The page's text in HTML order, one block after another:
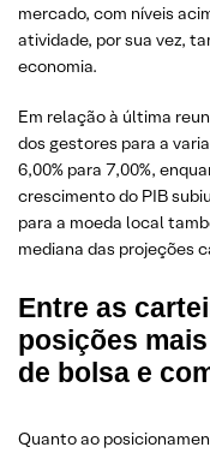
mercado, com níveis
atividade, por sua vez,
economia.
Em relação à última
dos gestores para a
6,00% para 7,00%,
crescimento do PIB
para a moeda local
mediana das projeções
Entre as
posições
de bolsa e
Quanto ao